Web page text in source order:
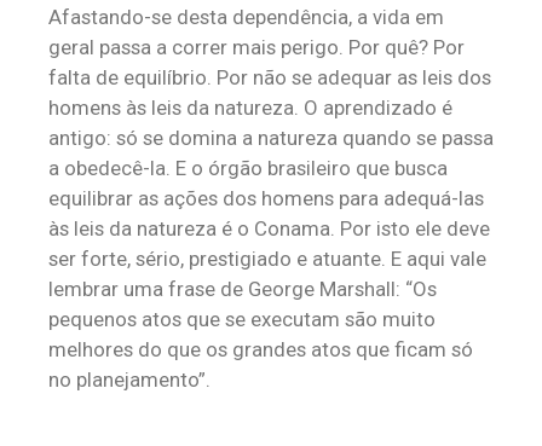
Afastando-se desta dependência, a vida em
geral passa a correr mais perigo. Por quê? Por
falta de equilíbrio. Por não se adequar as leis dos
homens às leis da natureza. O aprendizado é
antigo: só se domina a natureza quando se passa
a obedecê-la. E o órgão brasileiro que busca
equilibrar as ações dos homens para adequá-las
às leis da natureza é o Conama. Por isto ele deve
ser forte, sério, prestigiado e atuante. E aqui vale
lembrar uma frase de George Marshall: “Os
pequenos atos que se executam são muito
melhores do que os grandes atos que ficam só
no planejamento”.